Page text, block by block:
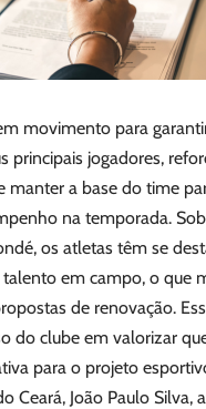
movimento para
principais jogadores,
manter a base do time
na temporada.
os atletas têm se
talento em campo, o que
de renovação.
do clube em valorizar
para o projeto
Ceará, João Paulo Silva,